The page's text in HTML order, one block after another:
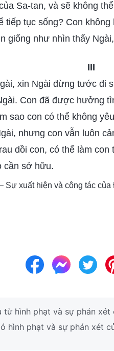
Sa-tan, và sẽ không
tiếp tục sống? Con
giống như nhìn thấy
III
xin Ngài đừng tước đi
Con đã được hưởng
sao con có thể không
nhưng con vẫn luôn
dồi con, có thể làm
cần sở hữu.
Sự xuất hiện và công tác
hình phạt và sự phán xét
hình phạt và sự phán xét